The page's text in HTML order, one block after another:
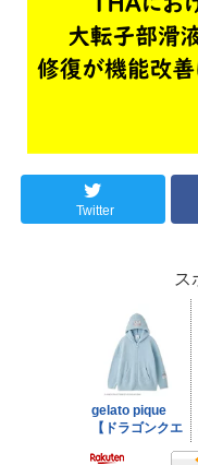
Twitter
ス